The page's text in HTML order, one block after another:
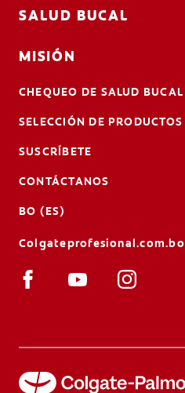
SALUD BUCAL
MISIÓN
CHEQUEO DE SALUD BUCAL
SELECCIÓN DE PRODUCTOS
SUSCRÍBETE
CONTÁCTANOS
BO (ES)
Colgateprofesional.com.bo